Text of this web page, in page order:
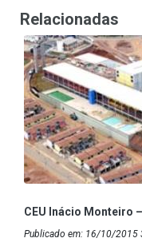
Relacionadas
CEU Inácio Monteiro
Publicado em: 16/10/2015